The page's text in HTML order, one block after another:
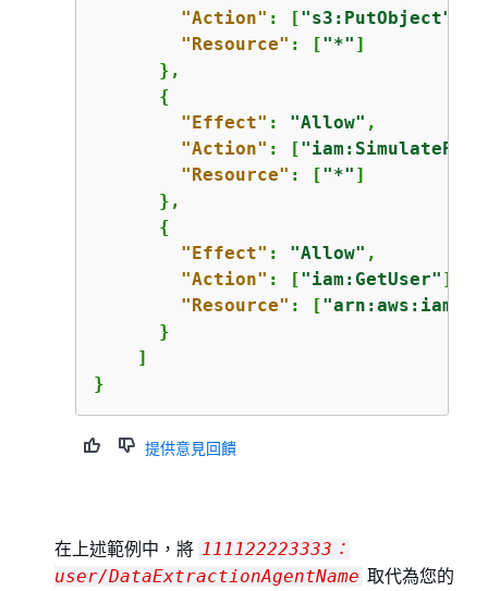
"Action" : ["s3:PutObject"
"Resource" : ["*" ]
      },
{
"Effect" : "Allow" ,
"Action" : [
"Resource" : ["*" ]
      },
{
"Effect" : "Allow" ,
"Action" : ["iam:GetUser" ],
"Resource" : ["arn:aws:iam::
      }
    ]
}
提供意見回饋
在上述範例中，將 111122223333：
user/DataExtractionAgentName 取代為您的